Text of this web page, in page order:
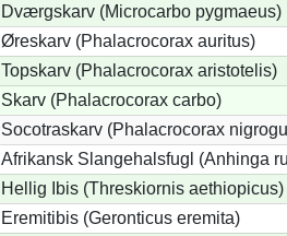
Dværgskarv (Microcarbo pygmaeus)
Øreskarv (Phalacrocorax auritus)
Topskarv (Phalacrocorax aristotelis)
Skarv (Phalacrocorax carbo)
Socotraskarv (Phalacrocorax
Afrikansk Slangehalsfugl (Anhinga
Hellig Ibis (Threskiornis aethiopicus)
Eremitibis (Geronticus eremita)